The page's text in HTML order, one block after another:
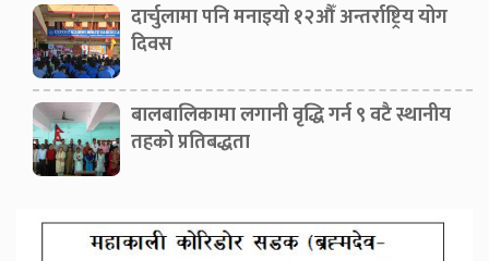
दार्चुलामा पनि मनाइयो १२औँ अन्तर्राष्ट्रिय योग
दिवस
बालबालिकामा लगानी वृद्धि गर्न ९ वटै स्थानीय
तहको प्रतिबद्धता